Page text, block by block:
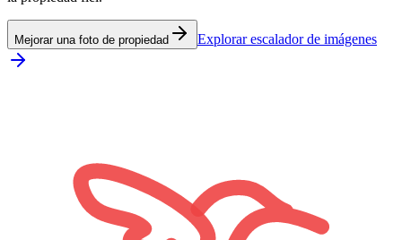
Mejorar una foto de propiedad Explorar escalador de imágenes